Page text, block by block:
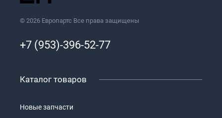
© 2026 Европартс Все права защищены
+7 (953)-396-52-77
Каталог товаров
Новые запчасти